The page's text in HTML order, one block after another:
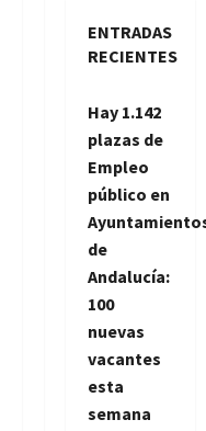
ENTRADAS
RECIENTES
Hay 1.142
plazas de
Empleo
público en
de
Andalucía:
100
nuevas
vacantes
esta
semana